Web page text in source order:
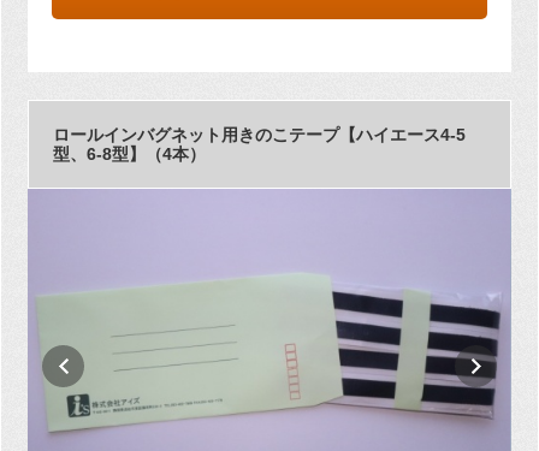
ロールインバグネット用きのこテープ【ハイエース4-5
型、6-8型】（4本）